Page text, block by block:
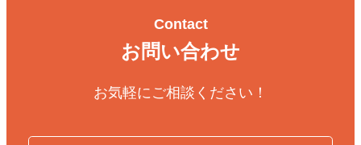
Contact
お問い合わせ
お気軽にご相談ください！